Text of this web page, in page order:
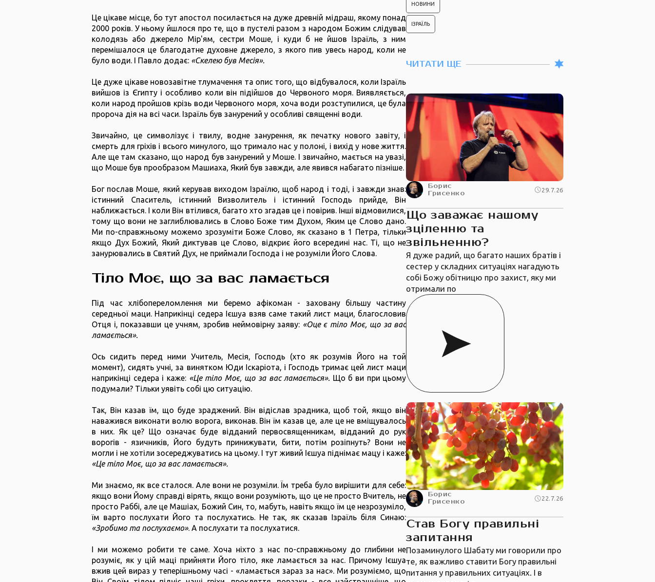
Це цікаве місце, бо тут апостол посилається на дуже древній мідраш, якому понад
2000 років. У ньому йшлося про те, що в пустелі разом з народом Божим слідував
колодязь або джерело Мір'ям, сестри Моше, і куди б не йшов Ізраїль, з ним
перемішалося це благодатне духовне джерело, з якого пив увесь народ, коли не
було води. І Павло додає: «Скелею був Месія».
Це дуже цікаве новозавітне тлумачення та опис того, що відбувалося, коли Ізраїль
вийшов із Єгипту і особливо коли він підійшов до Червоного моря. Виявляється,
коли народ пройшов крізь води Червоного моря, хоча води розступилися, це була
пророча дія на всі часи. Ізраїль був занурений у особливі священні води.
Звичайно, це символізує і твилу, водне занурення, як печатку нового завіту, і
смерть для гріхів і всього минулого, що тримало нас у полоні, і вихід у нове життя.
Але ще там сказано, що народ був занурений у Моше. І звичайно, мається на увазі,
що Моше був прообразом Машиаха, Який був завжди, але явився набагато пізніше.
Бог послав Моше, який керував виходом Ізраїлю, щоб народ і тоді, і завжди знав:
істинний Спаситель, істинний Визволитель і істинний Господь прийде, Він
наближається. І коли Він втілився, багато хто згадав це і повірив. Інші відмовилися,
тому що вони не заглиблювались в Слово Боже тим Духом, Яким це Слово дано.
Ми по-справжньому можемо зрозуміти Боже Слово, як сказано в 1 Петра, тільки
якщо Дух Божий, Який диктував це Слово, відкриє його всередині нас. Ті, що не
занурювались в Святий Дух, не приймали Господа і не розуміли Його Слова.
Тіло Моє, що за вас ламається
Під час хлібопереломлення ми беремо афікоман - заховану більшу частину
середньої маци. Наприкінці седера Ієшуа взяв саме такий лист маци, благословив
Отця і, показавши це учням, зробив неймовірну заяву: «Оце є тіло Моє, що за вас
ламається».
Ось сидить перед ними Учитель, Месія, Господь (хто як розумів Його на той
момент), сидять учні, за винятком Юди Іскаріота, і Господь тримає цей лист маци
наприкінці седера і каже: «Це тіло Моє, що за вас ламається». Що б ви при цьому
подумали? Тільки уявіть собі цю ситуацію.
Так, Він казав їм, що буде зраджений. Він відіслав зрадника, щоб той, якщо він
наважився виконати волю ворога, виконав. Він їм казав це, але це не вміщувалось
в них. Як це? Що означає буде відданий первосвященникам, відданий до рук
ворогів - язичників, Його будуть принижувати, бити, потім розіпнуть? Вони не
могли і не хотіли зосереджуватись на цьому. І тут живий Ієшуа піднімає мацу і каже:
«Це тіло Моє, що за вас ламається».
Ми знаємо, як все сталося. Але вони не розуміли. Їм треба було вирішити для себе:
якщо вони Йому справді вірять, якщо вони розуміють, що це не просто Вчитель, не
просто Раббі, але це Машіах, Божий Син, то, мабуть, навіть якщо їм це незрозуміло,
їм варто послухати Його та послухатись. Не так, як сказав Ізраїль біля Синаю:
«Зробимо та послухаємо». А послухати та послухатися.
І ми можемо робити те саме. Хоча ніхто з нас по-справжньому до глибини не
розуміє, як у цій маці прийняти Його тіло, яке ламається за нас. Причому Ієшуа
вжив цей вираз у теперішньому часі - «ламається зараз за нас». Ми розуміємо, що
НОВИНИ
ІЗРАЇЛЬ
ЧИТАТИ ЩЕ
Борис
Грисенко
29.7.26
Що заважає нашому
зціленню та
звільненню?
Я дуже радий, що багато наших братів і
сестер у складних ситуаціях нагадують
собі Божу обітницю про захист, яку ми
отримали по
Борис
Грисенко
22.7.26
Став Богу правильні
запитання
Позаминулого Шабату ми говорили про
те, як важливо ставити Богу правильні
питання у правильних ситуаціях. І в